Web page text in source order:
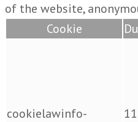
of the website,
Cookie
cookielawinfo-
11